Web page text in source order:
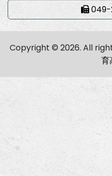
049-
Copyright © 2026. All
育